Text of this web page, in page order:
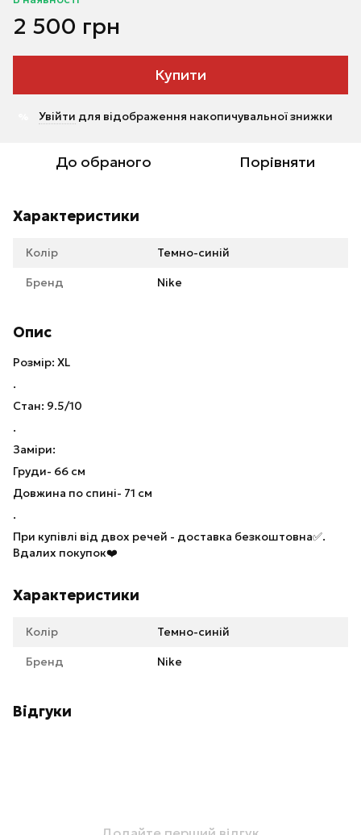
2 500 грн
Купити
Увійти для відображення накопичувальної знижки
До обраного Порівняти
Характеристики
Колір Темно-синій
Бренд Nike
Опис
Розмір: XL
.
Стан: 9.5/10
.
Заміри:
Груди- 66 см
Довжина по спині- 71 см
.
При купівлі від двох речей - доставка безкоштовна✅.
Вдалих покупок❤️
Характеристики
Колір Темно-синій
Бренд Nike
Відгуки